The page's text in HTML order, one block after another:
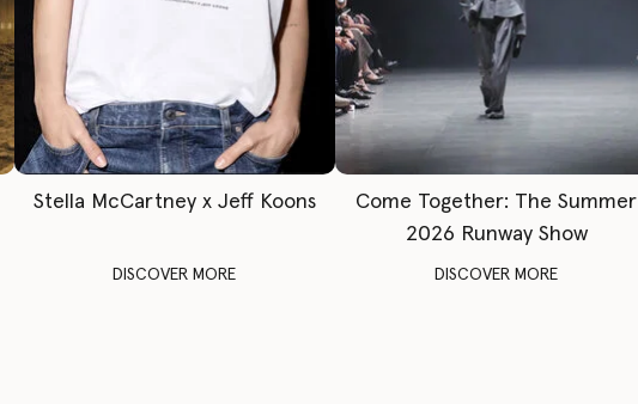
Stella McCartney x Jeff Koons
DISCOVER MORE
Come Together: The Summer
2026 Runway Show
DISCOVER MORE